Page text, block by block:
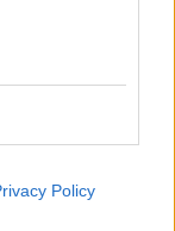
Policy